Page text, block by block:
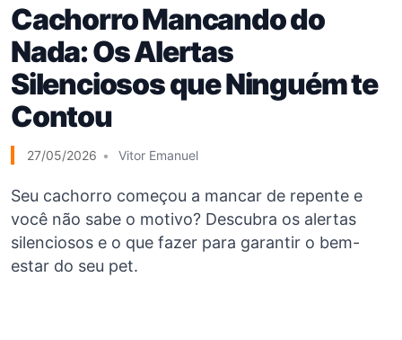
Cachorro Mancando do
Nada: Os Alertas
Silenciosos que Ninguém te
Contou
27/05/2026 Vitor Emanuel
Seu cachorro começou a mancar de repente e
você não sabe o motivo? Descubra os alertas
silenciosos e o que fazer para garantir o bem-
estar do seu pet.